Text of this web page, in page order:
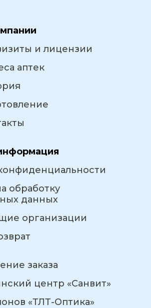
и лицензии
аптек
обработку
данных
организации
заказа
центр «Санвит»
«ТЛТ-Оптика»